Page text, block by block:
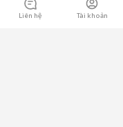
Liên hệ Tài khoản